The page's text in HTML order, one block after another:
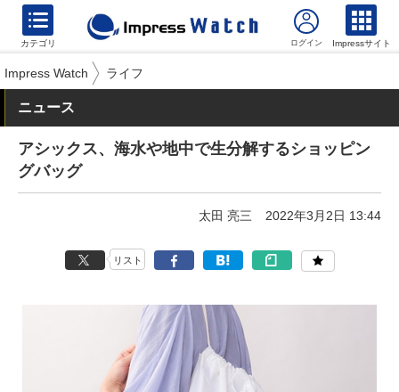
カテゴリ Impressサイト
Impress Watch ライフ
ニュース
アシックス、海水や地中で生分解するショッピン
グバッグ
太田 亮三 2022年3月2日 13:44
リスト